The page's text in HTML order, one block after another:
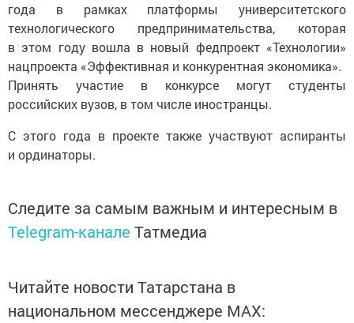
года в рамках платформы университетского
технологического предпринимательства, которая
в этом году вошла в новый федпроект «Технологии»
нацпроекта «Эффективная и конкурентная экономика».
Принять участие в конкурсе могут студенты
российских вузов, в том числе иностранцы.
С этого года в проекте также участвуют аспиранты
и ординаторы.
Следите за самым важным и интересным в
Telegram-канале Татмедиа
Читайте новости Татарстана в
национальном мессенджере MАХ: